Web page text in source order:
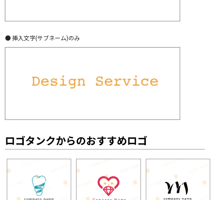
● 挿入文字(サブネーム)のみ
ロゴタンクからのおすすめロゴ